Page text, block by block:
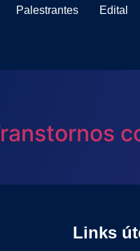
Palestrantes Edital
Links